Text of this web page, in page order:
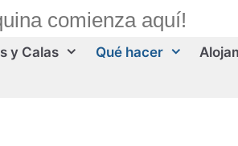
comienza aquí!
y Calas Qué hacer